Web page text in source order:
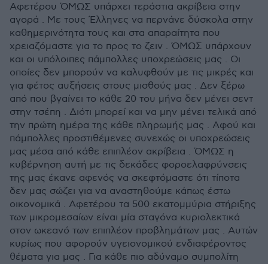
Αφετέρου ΌΜΩΣ υπάρχει τεράστια ακρίβεια στην
αγορά . Με τους Έλληνες να περνάνε δύσκολα στην
καθημερινότητα τους και στα απαραίτητα που
χρειαζόμαστε για το προς το ζειν . ΌΜΩΣ υπάρχουν
και οι υπόλοιπες πάμπολλες υποχρεώσεις μας . Οι
οποίες δεν μπορούν να καλυφθούν με τις μικρές και
για φέτος αυξήσεις στους μισθούς μας . Δεν ξέρω
από που βγαίνει το κάθε 20 του μήνα δεν μένει σεντ
στην τσέπη . Διότι μπορεί και να μην μένει τελικά από
την πρώτη ημέρα της κάθε πληρωμής μας . Αφού και
πάμπολλες προστιθέμενες συνεχώς οι υποχρεώσεις
μας μέσα από κάθε επιπλέον ακρίβεια . ΌΜΩΣ η
κυβέρνηση αυτή με τις δεκάδες φοροελαφρύνσεις
της μας έκανε αφενός να σκεφτόμαστε ότι τίποτα
δεν μας σώζει για να αναστηθούμε κάπως έστω
οικονομικά . Αφετέρου τα 500 εκατομμύρια στήριξης
των μικρομεσαίων είναι μία σταγόνα κυριολεκτικά
στον ωκεανό των επιπλέον προβλημάτων μας . Αυτών
κυρίως που αφορούν υγειονομικού ενδιαφέροντος
θέματα για μας . Για κάθε πιο αδύναμο συμπολίτη